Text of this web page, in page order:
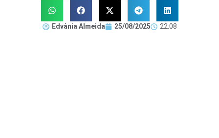
Edvânia Almeida 25/08/2025 22:08